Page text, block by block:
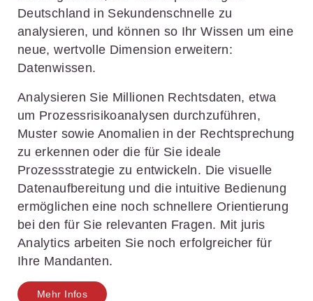
Deutschland in Sekundenschnelle zu
analysieren, und können so Ihr Wissen um eine
neue, wertvolle Dimension erweitern:
Datenwissen.
Analysieren Sie Millionen Rechtsdaten, etwa
um Prozessrisikoanalysen durchzuführen,
Muster sowie Anomalien in der Rechtsprechung
zu erkennen oder die für Sie ideale
Prozessstrategie zu entwickeln. Die visuelle
Datenaufbereitung und die intuitive Bedienung
ermöglichen eine noch schnellere Orientierung
bei den für Sie relevanten Fragen. Mit juris
Analytics arbeiten Sie noch erfolgreicher für
Ihre Mandanten.
Mehr Infos